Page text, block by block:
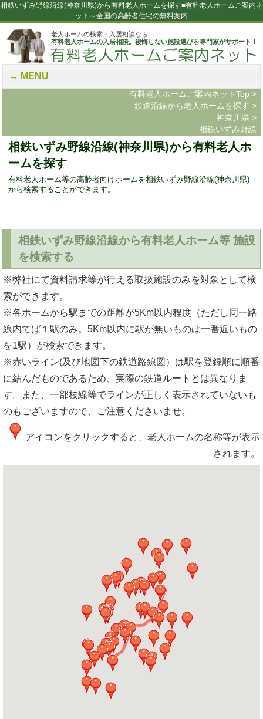
相鉄いずみ野線沿線(神奈川県)から有料老人ホームを探す■有料老人ホームご案内ネ
ット～全国の高齢者住宅の無料案内
老人ホームの検索・入居相談なら
有料老人ホームの入居相談。後悔しない施設選びを専門家がサポート！
MENU
有料老人ホームご案内ネットTop >
鉄道沿線から老人ホームを探す >
神奈川県>
相鉄いずみ野線
相鉄いずみ野線沿線(神奈川県)から有料老人ホ
ームを探す
有料老人ホーム等の高齢者向けホームを相鉄いずみ野線沿線(神奈川県)
から検索することができます。
相鉄いずみ野線沿線から有料老人ホーム等 施設
を検索する
※弊社にて資料請求等が行える取扱施設のみを対象として検
索ができます。
※各ホームから駅までの距離が5Km以内程度（ただし同一路
線内てば１駅のみ。5Km以内に駅が無いものは一番近いもの
を1駅）が検索できます。
※赤いライン(及び地図下の鉄道路線図）は駅を登録順に順番
に結んだものであるため、実際の鉄道ルートとは異なりま
す。また、一部枝線等でラインが正しく表示されていないも
のもございますので、ご注意くださいませ。
アイコンをクリックすると、老人ホームの名称等が表示
されます。